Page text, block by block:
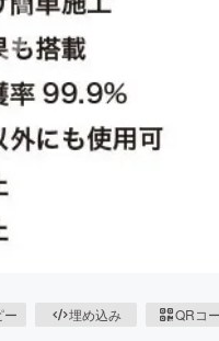
CAMPFIREふるさ
ー 埋め込み QRコ